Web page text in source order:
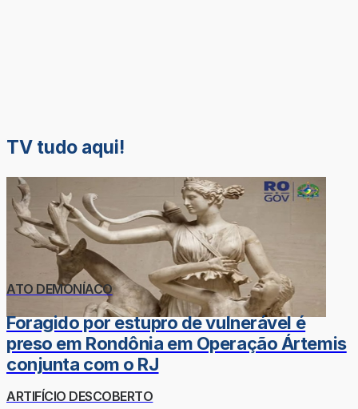
TV tudo aqui!
ATO DEMONÍACO
Foragido por estupro de vulnerável é
preso em Rondônia em Operação Ártemis
conjunta com o RJ
ARTIFÍCIO DESCOBERTO